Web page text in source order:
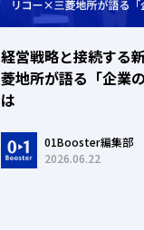
経営戦略と接続す
菱地所が語る「企業
は
01Booster編集部
2026.06.22